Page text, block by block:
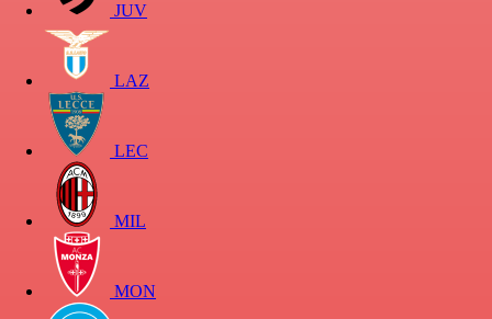
JUV
LAZ
LEC
MIL
MON